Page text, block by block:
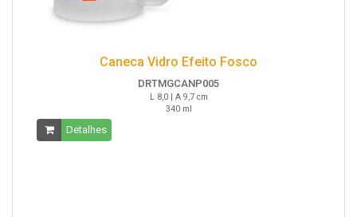
Caneca Vidro Efeito Fosco
DRTMGCANP005
L 8,0 | A 9,7 cm
340 ml
Detalhes